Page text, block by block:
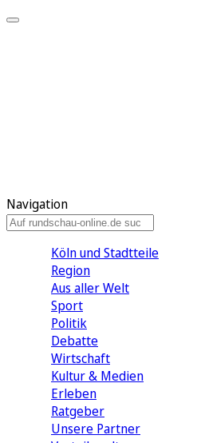
Navigation
Köln und Stadtteile
Region
Aus aller Welt
Sport
Politik
Debatte
Wirtschaft
Kultur & Medien
Erleben
Ratgeber
Unsere Partner